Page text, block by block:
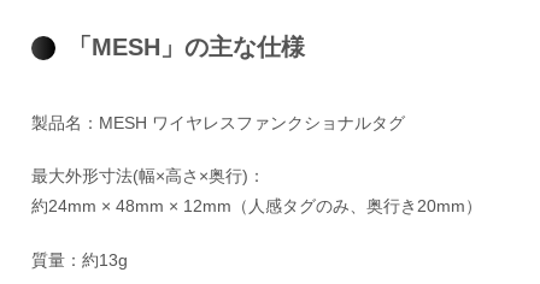
「MESH」の主な仕様
製品名：MESH ワイヤレスファンクショナルタグ
最大外形寸法(幅×高さ×奥行)：
約24mm × 48mm × 12mm（人感タグのみ、奥行き20mm）
質量：約13g